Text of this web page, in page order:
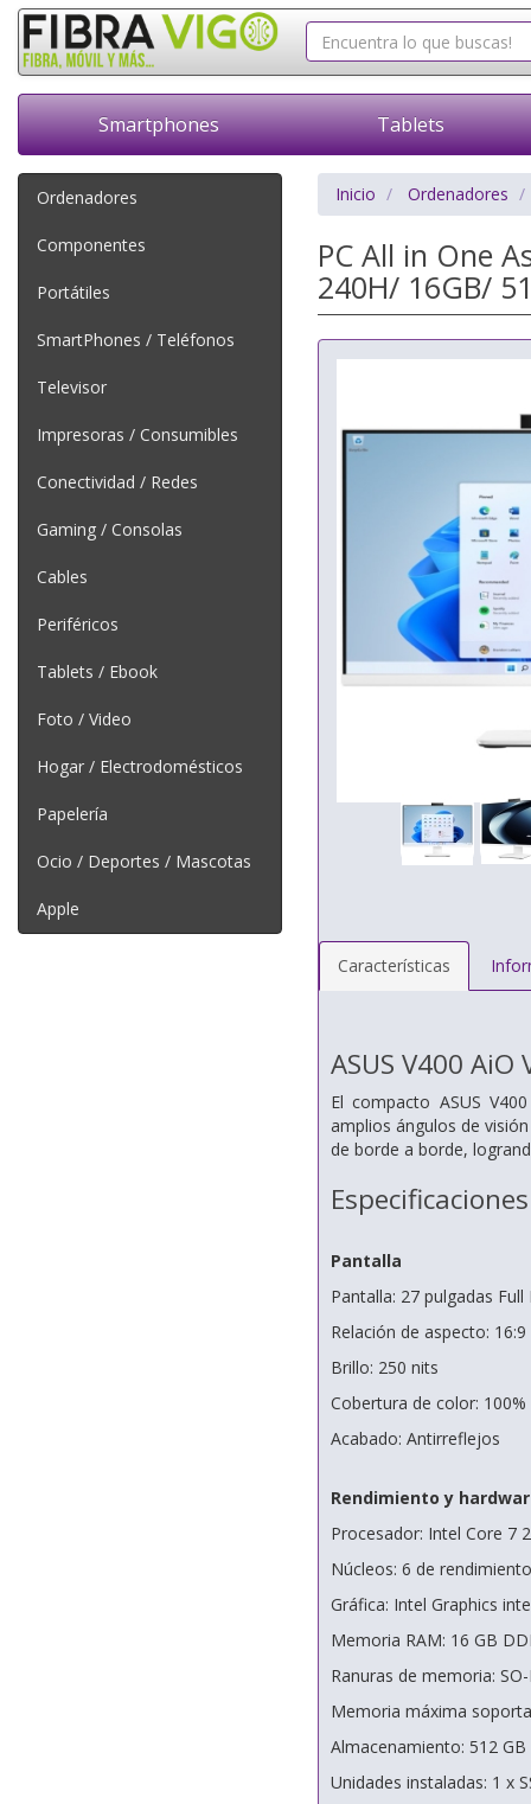
Smartphones Tablets
Ordenadores
Componentes
Portátiles
SmartPhones / Teléfonos
Televisor
Impresoras / Consumibles
Conectividad / Redes
Gaming / Consolas
Cables
Periféricos
Tablets / Ebook
Foto / Video
Hogar / Electrodomésticos
Papelería
Ocio / Deportes / Mascotas
Apple
Inicio Ordenadores
PC All in One
240H/ 16GB/
Características
ASUS V400 AiO
El compacto ASUS
amplios ángulos de
de borde a borde,
Especificaciones
Pantalla
Pantalla: 27 pulgadas
Relación de aspecto: 16:9
Brillo: 250 nits
Cobertura de color: 100%
Acabado: Antirreflejos
Rendimiento y
Procesador: Intel Core 7
Núcleos: 6 de
Gráfica: Intel Graphics
Memoria RAM: 16 GB
Ranuras de memoria:
Memoria máxima
Almacenamiento: 512 GB
Unidades instaladas: 1 x